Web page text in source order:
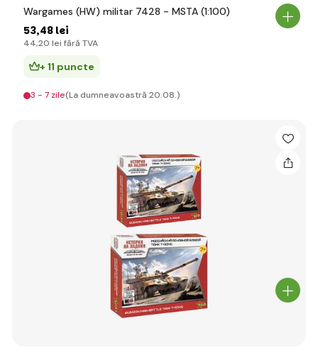
Wargames (HW) militar 7428 - MSTA (1:100)
53,48 lei
44,20 lei fără TVA
+ 11 puncte
3 - 7 zile(La dumneavoastră 20.08.)